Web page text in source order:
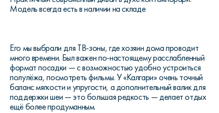
Модель всегда есть в наличии на складе
Его мы выбрали для ТВ-зоны, где хозяин дома проводит
много времени. Был важен по-настоящему расслабленный
формат посадки — с возможностью удобно устроиться
полулёжа, посмотреть фильмы. У «Калгари» очень точный
баланс мягкости и упругости, а дополнительный валик для
поддержки шеи — это большая редкость — делает отдых
ещё более продуманным.